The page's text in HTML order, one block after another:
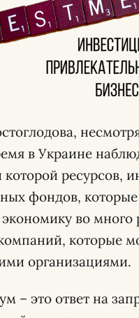
в Украине
ресурсов,
фондов,
во много
которые
организациями.
– это ответ на